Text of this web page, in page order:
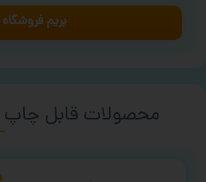
بریم فروشگاه
محصولات قابل چاپ